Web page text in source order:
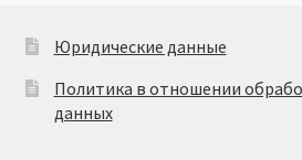
Юридические данные
Политика в отношении
данных